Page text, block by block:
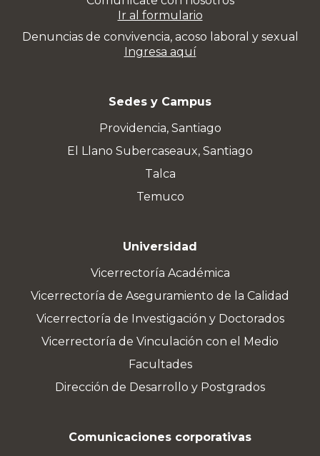
Ir al formulario
Denuncias de convivencia, acoso laboral y sexual
Ingresa aquí
Sedes y Campus
Providencia, Santiago
El Llano Subercaseaux, Santiago
Talca
Temuco
Universidad
Vicerrectoría Académica
Vicerrectoría de Aseguramiento de la Calidad
Vicerrectoría de Investigación y Doctorados
Vicerrectoría de Vinculación con el Medio
Facultades
Dirección de Desarrollo y Postgrados
Comunicaciones corporativas